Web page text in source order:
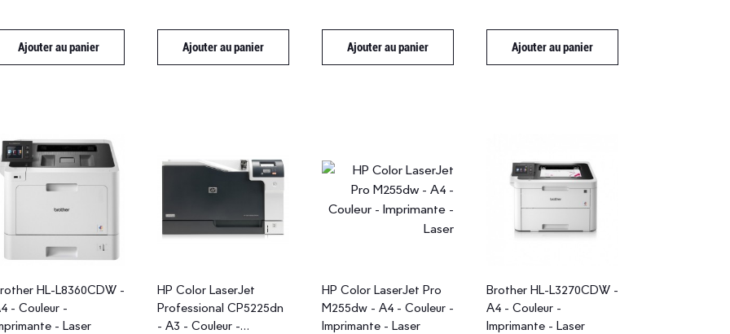
Ajouter au panier Ajouter au panier Ajouter au panier Ajouter au panier
HL-L8360CDW -
- Couleur -
- Laser
HP Color LaserJet
Professional CP5225dn
- A3 - Couleur -
HP Color LaserJet Pro
M255dw - A4 - Couleur -
Imprimante - Laser
Brother HL-L3270CDW -
A4 - Couleur -
Imprimante - Laser